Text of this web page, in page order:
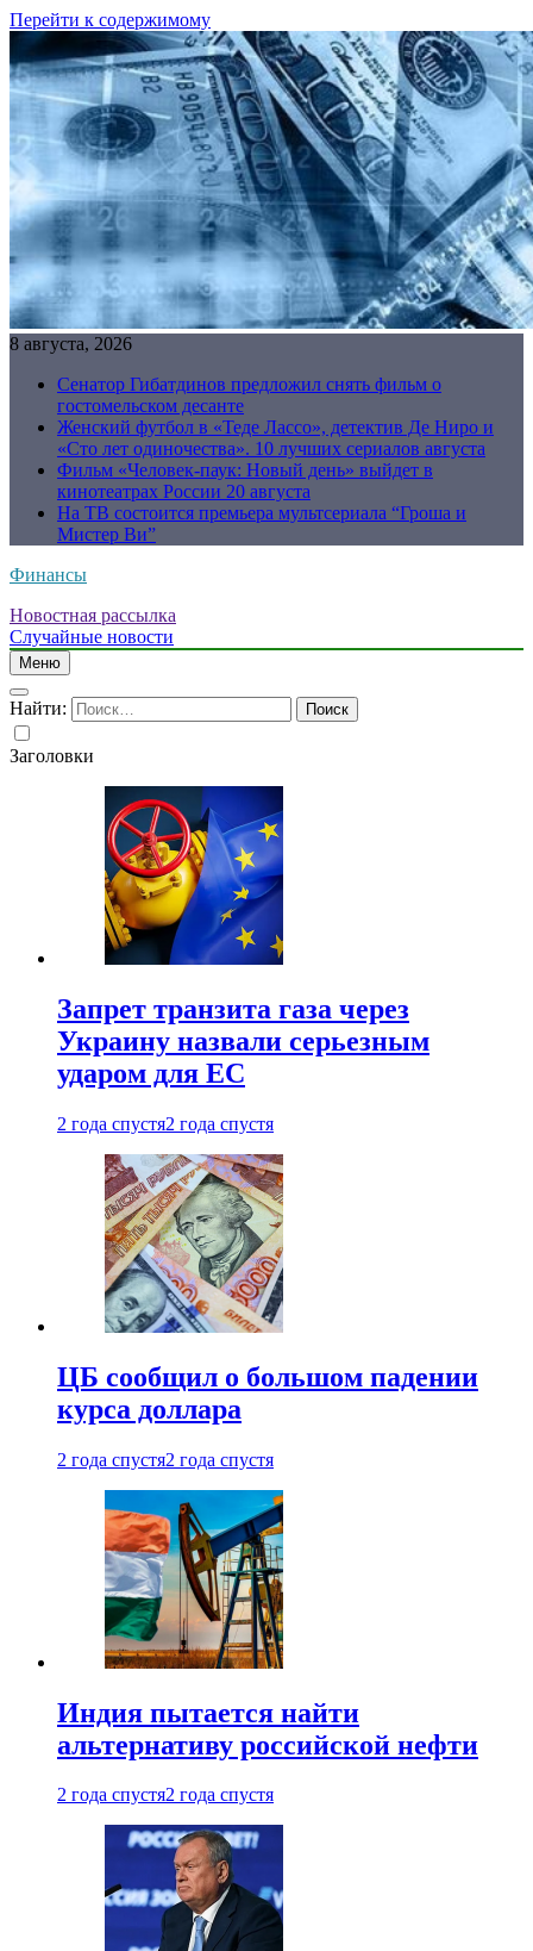
Перейти к содержимому
8 августа, 2026
Сенатор Гибатдинов предложил снять фильм о
гостомельском десанте
Женский футбол в «Теде Лассо», детектив Де Ниро и
«Сто лет одиночества». 10 лучших сериалов августа
Фильм «Человек-паук: Новый день» выйдет в
кинотеатрах России 20 августа
На ТВ состоится премьера мультсериала “Гроша и
Мистер Ви”
Финансы
Новостная рассылка
Случайные новости
Меню
Найти:
Заголовки
Запрет транзита газа через
Украину назвали серьезным
ударом для ЕС
2 года спустя2 года спустя
ЦБ сообщил о большом падении
курса доллара
2 года спустя2 года спустя
Индия пытается найти
альтернативу российской нефти
2 года спустя2 года спустя